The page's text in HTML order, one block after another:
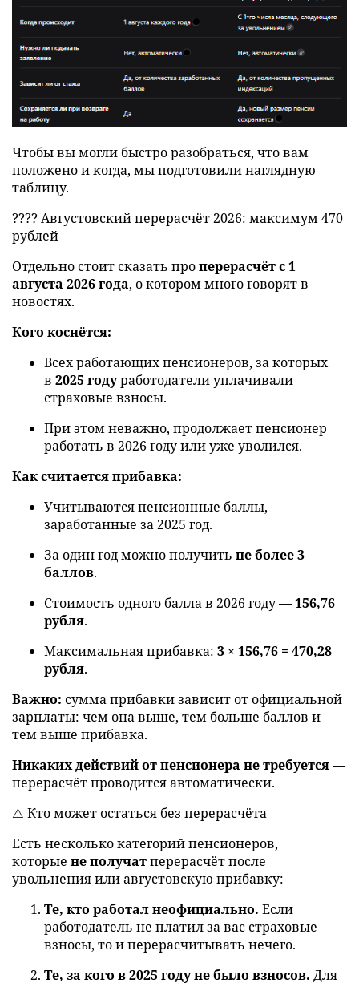
Чтобы вы могли быстро разобраться, что вам
положено и когда, мы подготовили наглядную
таблицу.
???? Августовский перерасчёт 2026: максимум 470
рублей
Отдельно стоит сказать проперерасчёт с 1
августа 2026 года, о котором много говорят в
новостях.
Кого коснётся:
Всех работающих пенсионеров, за которых
в 2025 годуработодатели уплачивали
страховые взносы.
При этом неважно, продолжает пенсионер
работать в 2026 году или уже уволился.
Как считается прибавка:
Учитываются пенсионные баллы,
заработанные за 2025 год.
За один год можно получить не более 3
баллов.
Стоимость одного балла в 2026 году —156,76
рубля.
Максимальная прибавка: 3 × 156,76 = 470,28
рубля.
Важно: сумма прибавки зависит от официальной
зарплаты: чем она выше, тем больше баллов и
тем выше прибавка.
Никаких действий от пенсионера не требуется—
перерасчёт проводится автоматически.
⚠️ Кто может остаться без перерасчёта
Есть несколько категорий пенсионеров,
которые не получатперерасчёт после
увольнения или августовскую прибавку:
Те, кто работал неофициально. Если
работодатель не платил за вас страховые
взносы, то и перерасчитывать нечего.
Те, за кого в 2025 году не было взносов. Для